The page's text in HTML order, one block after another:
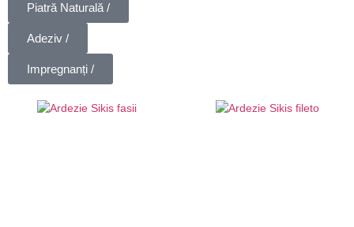
Piatră Naturală /
Adeziv /
Impregnanți /